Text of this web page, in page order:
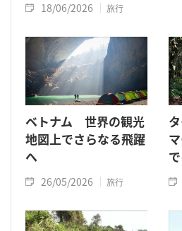
18/06/2026 旅行
ベトナム 世界の観光
地図上でさらなる飛躍
へ
26/05/2026 旅行